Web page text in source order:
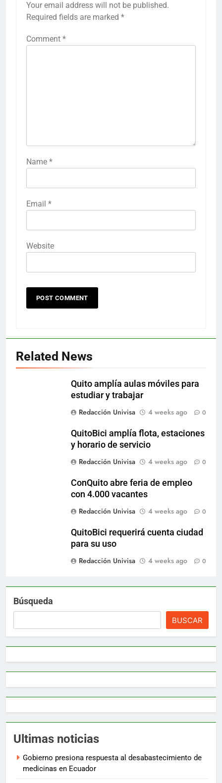
Your email address will not be published.
Required fields are marked *
Comment *
Name *
Email *
Website
Related News
Quito amplía aulas móviles para
estudiar y trabajar
Redacción Univisa
4 weeks ago 0
QuitoBici amplía flota, estaciones
y horario de servicio
Redacción Univisa
4 weeks ago 0
ConQuito abre feria de empleo
con 4.000 vacantes
Redacción Univisa
4 weeks ago 0
QuitoBici requerirá cuenta ciudad
para su uso
Redacción Univisa
4 weeks ago 0
Búsqueda
BUSCAR
Ultimas noticias
Gobierno presiona respuesta al desabastecimiento de
medicinas en Ecuador